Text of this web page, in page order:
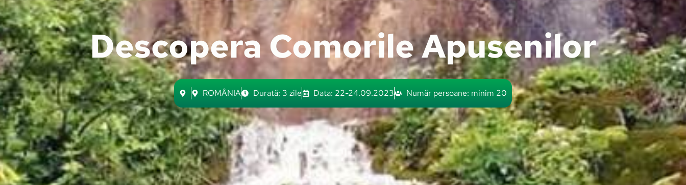
Descopera Comorile Apusenilor
ROMÂNIA Durată: 3 zile Data: 22-24.09.2023 Număr persoane: minim 20